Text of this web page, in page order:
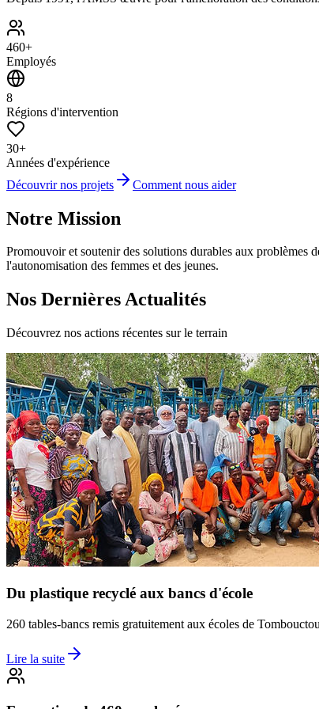
460+
Employés
8
Régions d'intervention
30+
Années d'expérience
Découvrir nos projets
Comment nous aider
Notre Mission
Promouvoir et soutenir des solutions durables aux problèmes
l'autonomisation des femmes et des jeunes.
Nos Dernières Actualités
Découvrez nos actions récentes sur le terrain
Du plastique recyclé aux bancs d'école
260 tables-bancs remis gratuitement aux écoles de
Lire la suite